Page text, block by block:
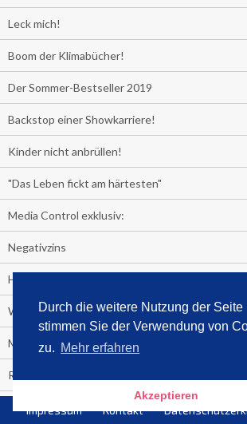
Durch die weitere Nutzung der Seite
stimmen Sie der Verwendung von
zu. Mehr erfahren
Akzeptieren
Leck mich!
Boom der Klimabücher!
Der Sommer-Bestseller 2019
Backstop einer Showkarriere!
Kinder nicht anbrüllen!
"Das Leben fickt am härtesten"
Media Control exklusiv:
Negativzins
Heute ist Tag des Malbuchs
Welches Auto fahren Sie?
Media Control ermittelt: Das ist der Sommerhit
Rammstein, "Tatort" und ein Känguru an der
Impressum Kontakt